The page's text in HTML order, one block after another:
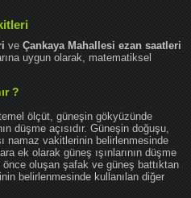
veÇankaya Mahallesi ezan saatleri
uygun olarak, matematiksel
?
ölçüt, güneşin gökyüzünde
düşme açısıdır. Güneşin doğuşu,
namaz vakitlerinin belirlenmesinde
ek olarak güneş ışınlarının düşme
oluşan şafak ve güneş battıktan
belirlenmesinde kullanılan diğer